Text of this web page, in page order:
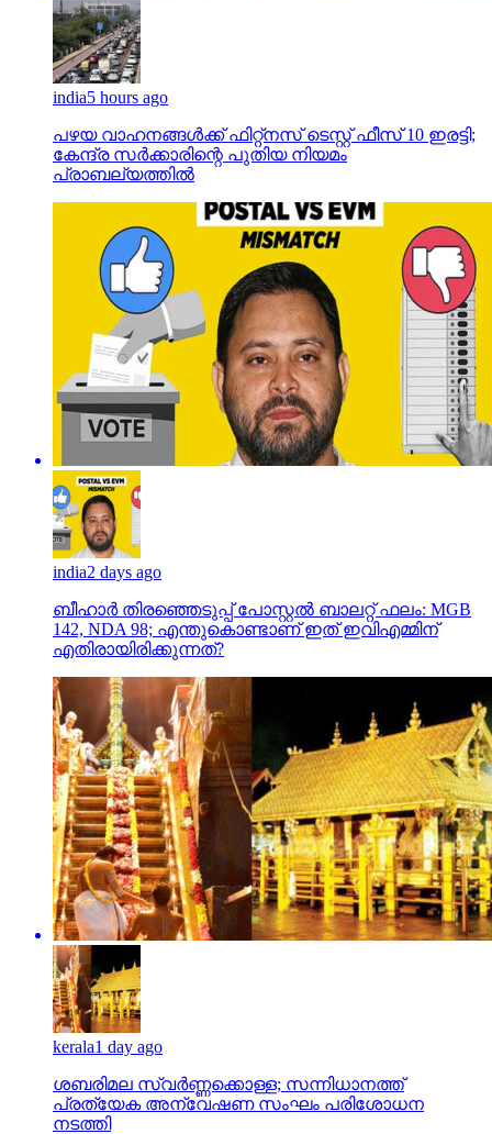
india5 hours ago
പഴയ വാഹനങ്ങള്‍ക്ക് ഫിറ്റ്‌നസ് ടെസ്റ്റ് ഫീസ് 10 ഇരട്ടി;
കേന്ദ്ര സര്‍ക്കാരിന്റെ പുതിയ നിയമം
പ്രാബല്യത്തില്‍
india2 days ago
ബീഹാർ തിരഞ്ഞെടുപ്പ് പോസ്റ്റൽ ബാലറ്റ് ഫലം: MGB
142, NDA 98; എന്തുകൊണ്ടാണ് ഇത് ഇവിഎമ്മിന്
എതിരായിരിക്കുന്നത്?
kerala1 day ago
ശബരിമല സ്വര്‍ണ്ണക്കൊള്ള; സന്നിധാനത്ത്
പ്രത്യേക അന്വേഷണ സംഘം പരിശോധന
നടത്തി